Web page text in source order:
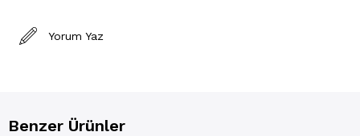
Yorum Yaz
Benzer Ürünler